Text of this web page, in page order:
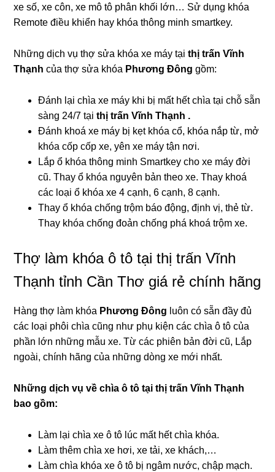
xe số, xe côn, xe mô tô phân khối lớn… Sử dụng khóa
Remote điều khiển hay khóa thông minh smartkey.
Những dịch vụ thợ sửa khóa xe máy tạithị trấn Vĩnh
Thạnhcủa thợ sửa khóa Phương Đông gồm:
Đánh lại chìa xe máy khi bị mất hết chìa tại chỗ sẵn
sàng 24/7 tạithị trấn Vĩnh Thạnh .
Đánh khoá xe máy bị kẹt khóa cổ, khóa nắp từ, mở
khóa cốp cốp xe, yên xe máy tận nơi.
Lắp ổ khóa thông minh Smartkey cho xe máy đời
cũ. Thay ổ khóa nguyên bản theo xe. Thay khoá
các loại ổ khóa xe 4 cạnh, 6 cạnh, 8 cạnh.
Thay ổ khóa chống trộm báo động, định vị, thẻ từ.
Thay khóa chống đoản chống phá khoá trộm xe.
Thợ làm khóa ô tô tại thị trấn Vĩnh
Thạnh tỉnh Cần Thơ giá rẻ chính hãng
Hàng thợ làm khóa Phương Đông luôn có sẵn đầy đủ
các loại phôi chìa cũng như phụ kiện các chìa ô tô của
phần lớn những mẫu xe. Từ các phiên bản đời cũ, Lắp
ngoài, chính hãng của những dòng xe mới nhất.
Những dịch vụ về chìa ô tô tại thị trấn Vĩnh Thạnh
bao gồm:
Làm lại chìa xe ô tô lúc mất hết chìa khóa.
Làm thêm chìa xe hơi, xe tải, xe khách,…
Làm chìa khóa xe ô tô bị ngâm nước, chập mạch.